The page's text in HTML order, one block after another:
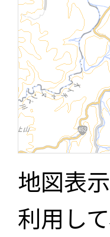
地図表
利用し